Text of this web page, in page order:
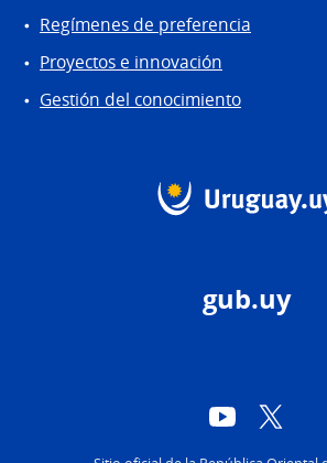
Regímenes de preferencia
Proyectos e innovación
Gestión del conocimiento
gub.uy
YouTube